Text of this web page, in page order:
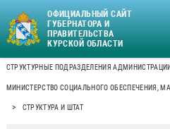
ОФИЦИАЛЬНЫЙ САЙТ
ГУБЕРНАТОРА И
ПРАВИТЕЛЬСТВА
КУРСКОЙ ОБЛАСТИ
СТРУКТУРНЫЕ ПОДРАЗДЕЛЕНИЯ
МИНИСТЕРСТВО СОЦИАЛЬНОГО ОБЕСПЕЧЕНИЯ,
> СТРУКТУРА И ШТАТ